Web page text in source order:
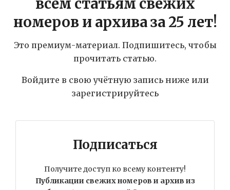
всем статьям свежих
номеров и архива за 25 лет!
Это премиум-материал. Подпишитесь, чтобы
прочитать статью.
Войдите в свою учётную запись ниже или
зарегистрируйтесь
Подписаться
Получите доступ ко всему контенту!
Публикации свежих номеров и архив из